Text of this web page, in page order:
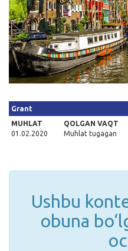
Qidirish
Kirish
Grant
MUHLAT
01.02.2020
QOLGAN VAQT
Muhlat tugagan
Ushbu
obuna